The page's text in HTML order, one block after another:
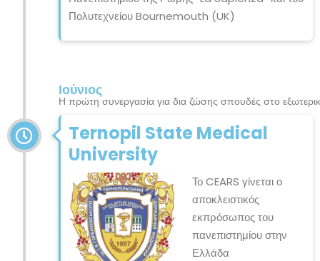
Πολυτεχνείου Bournemouth (UK)
Ιούνιος
Η πρώτη συνεργασία για δια ζώσης σπουδές στο
Ternopil State Medical
University
Το CEARS γίνεται ο
αποκλειστικός
εκπρόσωπος του
πανεπιστημίου στην
Ελλάδα